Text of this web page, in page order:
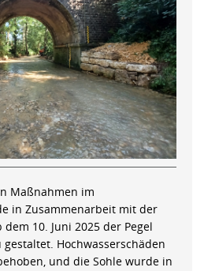
Maßnahmen im
in Zusammenarbeit mit der
10. Juni 2025 der Pegel
Hochwasserschäden
und die Sohle wurde in